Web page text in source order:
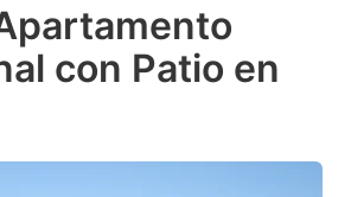
con Patio en